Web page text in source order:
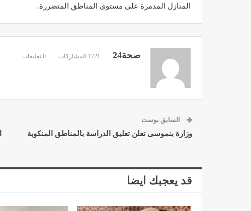
المنازل المدمرة على مستوى المناطق المتضررة.
صحة24 1721 المشاركات 0 تعليقات
السابق بوست
وزارة بنموسى تعلن تعليق الدراسة بالمناطق المنكوبة
قد يعجبك ايضا
مصحة الأخوين بالصويرة توفير معدات
ديسمبر 14, 2022
لمرضى السكري في رمضان